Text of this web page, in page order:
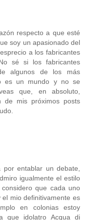
respecto a que esté
soy un apasionado del
a los fabricantes
sé si los fabricantes
algunos de los más
es un mundo y no se
que, en absoluto,
de mis próximos posts
entablar un debate,
igualmente el estilo
que cada uno
mio definitivamente es
en colonias estoy
que idolatro Acqua di